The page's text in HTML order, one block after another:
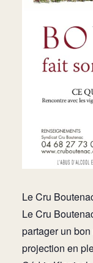
Le Cru
Le Cru
partager un
projection en